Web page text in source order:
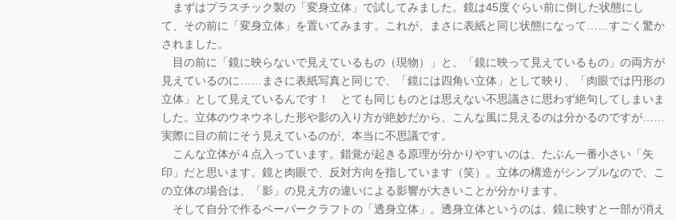
まずはプラスチック製の「変身立体」で試してみました。鏡は45度ぐらい前に倒した状態にし
て、その前に「変身立体」を置いてみます。これが、まさに表紙と同じ状態になって……すごく驚か
されました。
目の前に「鏡に映らないで見えているもの（現物）」と、「鏡に映って見えているもの」の両方が
見えているのに……まさに表紙写真と同じで、「鏡には四角い立体」として映り、「肉眼では円形の
立体」として見えているんです！ とても同じものとは思えない不思議さに思わず絶句してしまいま
した。立体のウネウネした形や影の入り方が絶妙だから、こんな風に見えるのは分かるのですが……
実際に目の前にそう見えているのが、本当に不思議です。
こんな立体が４点入っています。錯覚が起きる原理が分かりやすいのは、たぶん一番小さい「矢
印」だと思います。鏡と肉眼で、反対方向を指しています（笑）。立体の構造がシンプルなので、こ
の立体の場合は、「影」の見え方の違いによる影響が大きいことが分かります。
そして自分で作るペーパークラフトの「透身立体」。透身立体というのは、鏡に映すと一部が消え